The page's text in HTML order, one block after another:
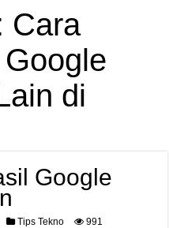
Cara
di
Google
Tips Tekno 991